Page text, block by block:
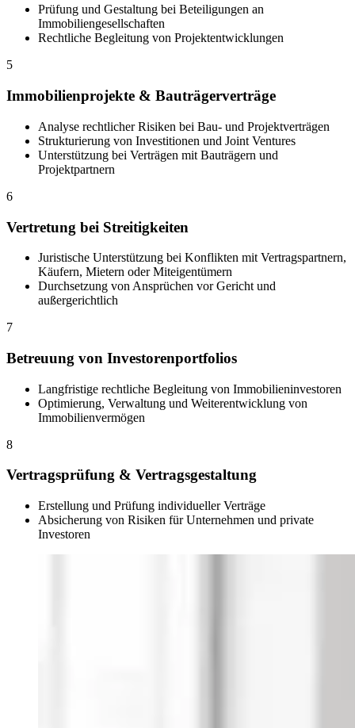
Prüfung und Gestaltung bei Beteiligungen an
Immobiliengesellschaften
Rechtliche Begleitung von Projektentwicklungen
5
Immobilienprojekte & Bauträgerverträge
Analyse rechtlicher Risiken bei Bau- und Projektverträgen
Strukturierung von Investitionen und Joint Ventures
Unterstützung bei Verträgen mit Bauträgern und
Projektpartnern
6
Vertretung bei Streitigkeiten
Juristische Unterstützung bei Konflikten mit Vertragspartnern,
Käufern, Mietern oder Miteigentümern
Durchsetzung von Ansprüchen vor Gericht und
außergerichtlich
7
Betreuung von Investorenportfolios
Langfristige rechtliche Begleitung von Immobilieninvestoren
Optimierung, Verwaltung und Weiterentwicklung von
Immobilienvermögen
8
Vertragsprüfung & Vertragsgestaltung
Erstellung und Prüfung individueller Verträge
Absicherung von Risiken für Unternehmen und private
Investoren